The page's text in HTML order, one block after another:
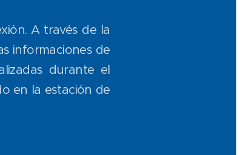
A través de la
informaciones de
durante el
en la estación de